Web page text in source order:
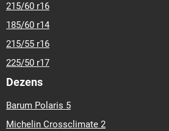
215/60 r16
185/60 r14
215/55 r16
225/50 r17
Dezens
Barum Polaris 5
Michelin Crossclimate 2